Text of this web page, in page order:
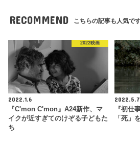
RECOMMEND こちらの記事も人気です
2022映画
2022.1.6
『C'mon C'mon』A24新作、マ
イクが近すぎてのけぞる子どもた
ち
2022.5.7
『初仕
「死」